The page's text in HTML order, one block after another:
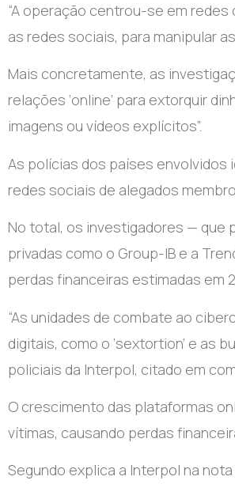
“A operação centrou-se em
as redes sociais, para manipular
Mais concretamente, as
relações ‘online’ para extorquir
imagens ou vídeos explícitos”.
As polícias dos países envolvidos
redes sociais de alegados
No total, os investigadores — que
privadas como o Group-IB e a
perdas financeiras estimadas em
“As unidades de combate ao
digitais, como o ‘sextortion’ e as
policiais da Interpol, citado em
O crescimento das plataformas
vítimas, causando perdas
Segundo explica a Interpol na